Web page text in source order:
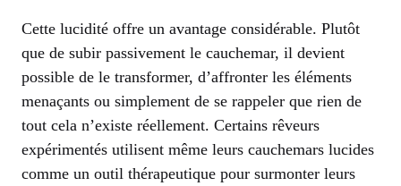
Cette lucidité offre un avantage considérable. Plutôt
que de subir passivement le cauchemar, il devient
possible de le transformer, d’affronter les éléments
menaçants ou simplement de se rappeler que rien de
tout cela n’existe réellement. Certains rêveurs
expérimentés utilisent même leurs cauchemars lucides
comme un outil thérapeutique pour surmonter leurs